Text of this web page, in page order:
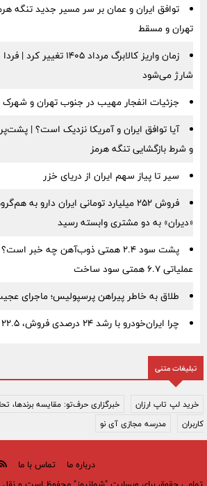
توافق ایران و عمان بر سر مسیر جدید تنگه
تهران و مسقط
زمان واریز کالابرگ مرداد
شارژ می‌شود
جزئیات انفجار مهیب در جنوب تهران و
آیا توافق ایران و آمریکا نزدیک است؟ |
و شرط بازگشایی تنگه هرمز
سیر تا پیاز سهم ایران از دریای خزر
فروش ۲۵۲ میلیارد تومانی ایران دارو
«دیران» به دو مشتری وابسته رسید
پشت سود ۲.۴ همتی ذوب‌آهن چه خبر
عملیاتی ۶.۷ همتی سود ساخت
طلاق به خاطر پیراهن پرسپولیس؛ ماجرای
چرا ایران‌خودرو با رشد ۲۴ درصدی فروش، ۲۲.۵ همت زیان ساخت؟
تبلیغات متنی
خرید لپ تاپ ارزان
خبرگزاری حرف‌تو: مقایسه برندها،
کاربران
مدرسه مجازی آی نو
درباره ما
تماس با ما